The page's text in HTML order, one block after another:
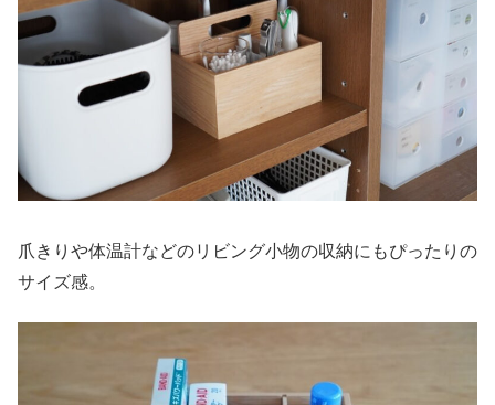
爪きりや体温計などのリビング小物の収納にもぴったりの
サイズ感。